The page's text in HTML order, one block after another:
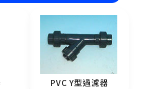
PVC Y型過濾器